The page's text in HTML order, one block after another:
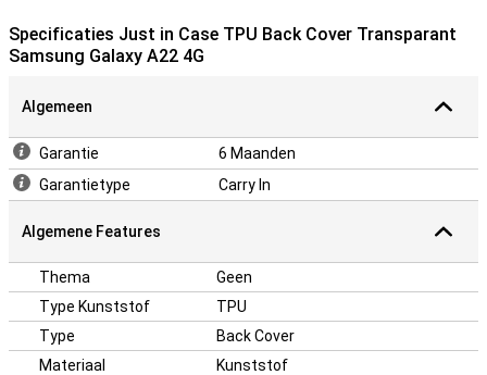
schade, zoals vallen stoten en krassen.
Specificaties Just in Case TPU Back Cover Transparant
Samsung Galaxy A22 4G
Algemeen
Garantie
6 Maanden
Garantietype
Carry In
Algemene Features
Thema
Geen
Type Kunststof
TPU
Type
Back Cover
Materiaal
Kunststof